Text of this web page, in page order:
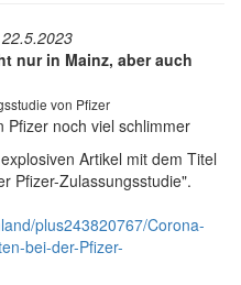
nur in Mainz, aber auch
von Pfizer
Pfizer noch viel schlimmer
Artikel mit dem Titel
Pfizer-Zulassungsstudie".
plus243820767/Corona-
bei-der-Pfizer-